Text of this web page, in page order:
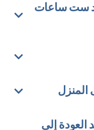
ست ساعات
العودة إلى